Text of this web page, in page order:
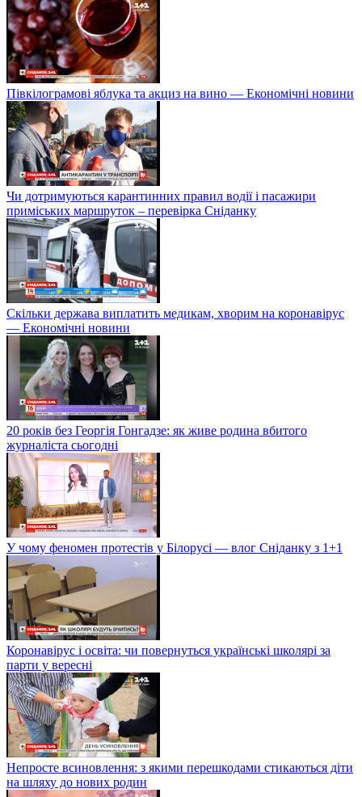
Півкілограмові яблука та акциз на вино — Економічні новини
Чи дотримуються карантинних правил водії і пасажири
приміських маршруток – перевірка Сніданку
Скільки держава виплатить медикам, хворим на коронавірус
— Економічні новини
20 років без Георгія Гонгадзе: як живе родина вбитого
журналіста сьогодні
У чому феномен протестів у Білорусі — влог Сніданку з 1+1
Коронавірус і освіта: чи повернуться українські школярі за
парти у вересні
Непросте всиновлення: з якими перешкодами стикаються діти
на шляху до нових родин